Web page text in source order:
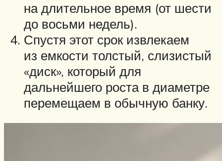
на длительное время (от шести
до восьми недель).
Спустя этот срок извлекаем
из емкости толстый, слизистый
«диск», который для
дальнейшего роста в диаметре
перемещаем в обычную банку.